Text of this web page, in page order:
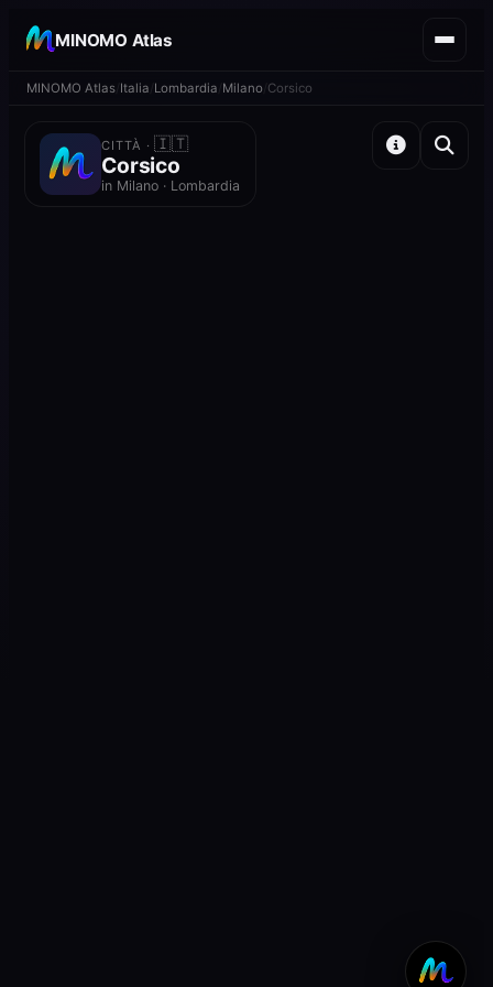
MINOMO Atlas
MINOMO Atlas Italia Lombardia Milano Corsico
CITTÀ ·🇮🇹
Corsico
in Milano · Lombardia